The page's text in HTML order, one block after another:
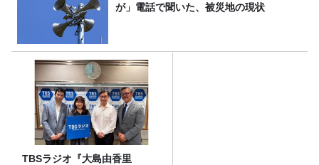
が」電話で聞いた、被災地の現状
TBSラジオ『大島由香里